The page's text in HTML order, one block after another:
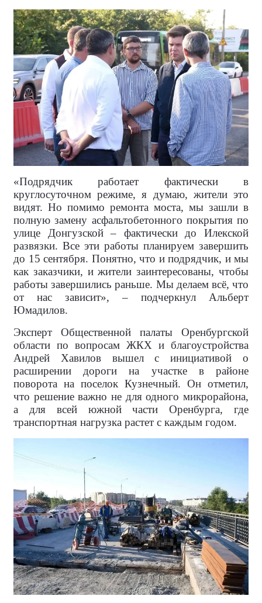
«Подрядчик работает фактически в
круглосуточном режиме, я думаю, жители это
видят. Но помимо ремонта моста, мы зашли в
полную замену асфальтобетонного покрытия по
улице Донгузской – фактически до Илекской
развязки. Все эти работы планируем завершить
до 15 сентября. Понятно, что и подрядчик, и мы
как заказчики, и жители заинтересованы, чтобы
работы завершились раньше. Мы делаем всё, что
от нас зависит», – подчеркнул Альберт
Юмадилов.
Эксперт Общественной палаты Оренбургской
области по вопросам ЖКХ и благоустройства
Андрей Хавилов вышел с инициативой о
расширении дороги на участке в районе
поворота на поселок Кузнечный. Он отметил,
что решение важно не для одного микрорайона,
а для всей южной части Оренбурга, где
транспортная нагрузка растет с каждым годом.